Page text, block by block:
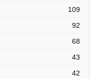
109
92
68
43
42